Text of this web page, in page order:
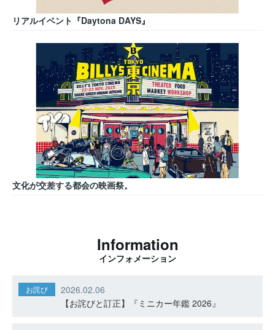
リアルイベント『Daytona DAYS』
文化が交差する都会の映画祭。
Information
インフォメーション
お詫び
2026.02.06
【お詫びと訂正】『ミニカー年鑑 2026』